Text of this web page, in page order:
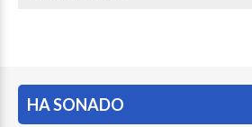
HA SONADO